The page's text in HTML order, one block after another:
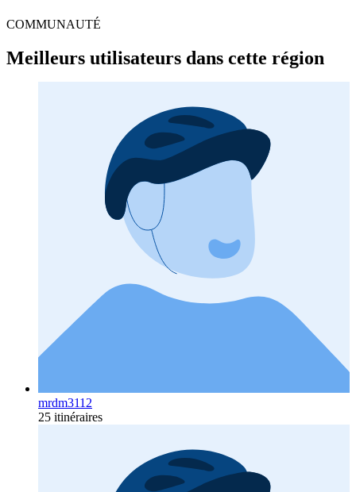
COMMUNAUTÉ
Meilleurs utilisateurs dans cette région
mrdm3112
25 itinéraires